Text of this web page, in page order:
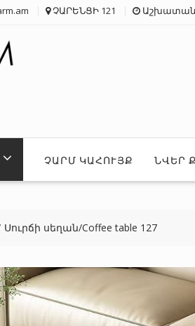
ՉԱՐԵՆՑԻ 121
ՉԱՐՄ ԿԱՀՈՒՅՔ ՆՎԵՐ
Սուրճի սեղան/Coffee table 127